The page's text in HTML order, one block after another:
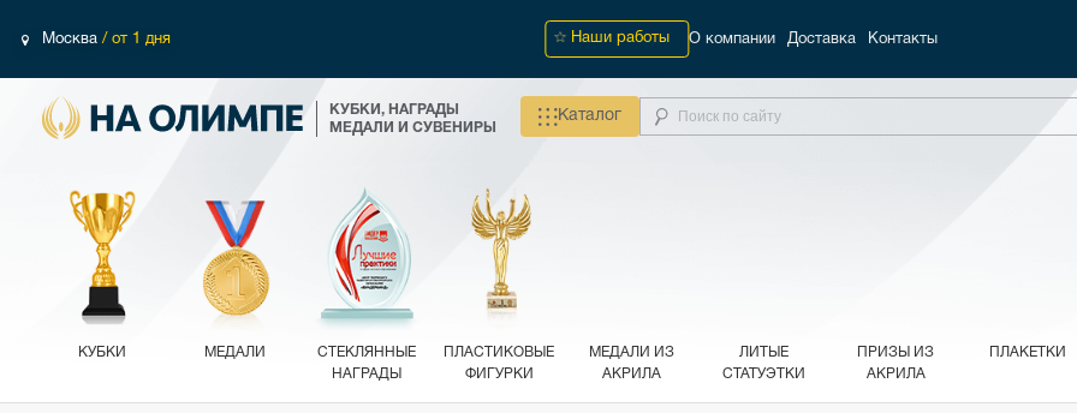
Москва / от 1 дня Наши работы О компании Доставка Контакты
КУБКИ, НАГРАДЫ
МЕДАЛИ И СУВЕНИРЫ
Каталог
КУБКИ МЕДАЛИ
СТЕКЛЯННЫЕ
НАГРАДЫ
ПЛАСТИКОВЫЕ
ФИГУРКИ
МЕДАЛИ ИЗ
АКРИЛА
ЛИТЫЕ
СТАТУЭТКИ
ПРИЗЫ ИЗ
АКРИЛА
ПЛАКЕТКИ